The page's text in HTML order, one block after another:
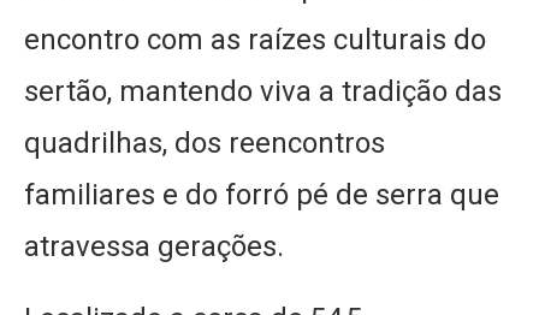
encontro com as raízes culturais do
sertão, mantendo viva a tradição das
quadrilhas, dos reencontros
familiares e do forró pé de serra que
atravessa gerações.